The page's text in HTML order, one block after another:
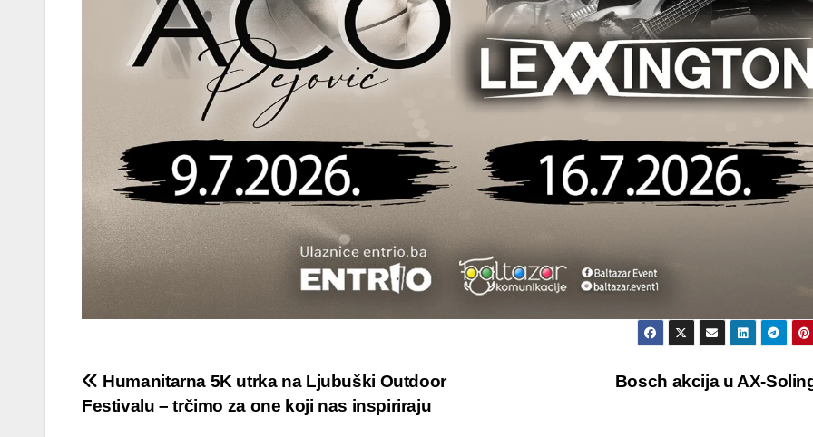
Navigacija
Bosch akcija u AX-
Humanitarna 5K utrka na Ljubuški Outdoor
Festivalu – trčimo za one koji nas inspiriraju